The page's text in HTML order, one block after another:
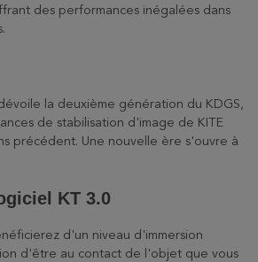
des performances inégalées dans
dévoile la deuxième génération du KDGS,
de stabilisation d'image de KITE
précédent. Une nouvelle ère s'ouvre à
KT 3.0
d'un niveau d'immersion
d'être au contact de l'objet que vous